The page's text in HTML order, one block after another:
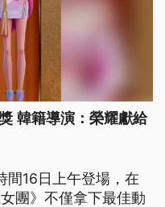
韓籍導演：榮耀獻給
間16日上午登場，在
團》不僅拿下最佳動